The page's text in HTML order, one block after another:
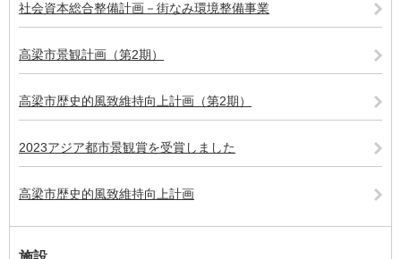
社会資本総合整備計画－街なみ環境整備事業
高梁市景観計画（第2期）
高梁市歴史的風致維持向上計画（第2期）
2023アジア都市景観賞を受賞しました
高梁市歴史的風致維持向上計画